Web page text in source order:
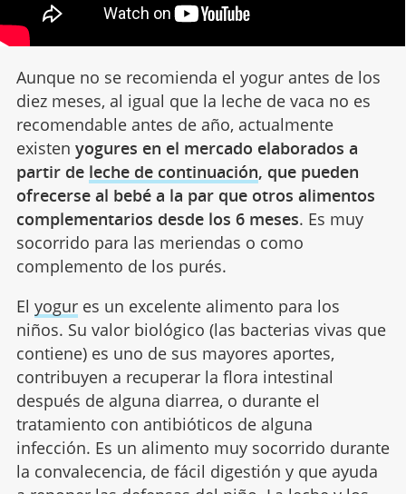
Aunque no se recomienda el yogur antes de los
diez meses, al igual que la leche de vaca no es
recomendable antes de año, actualmente
existen yogures en el mercado elaborados a
partir de leche de continuación, que pueden
ofrecerse al bebé a la par que otros alimentos
complementarios desde los 6 meses. Es muy
socorrido para las meriendas o como
complemento de los purés.
El yogures un excelente alimento para los
niños. Su valor biológico (las bacterias vivas que
contiene) es uno de sus mayores aportes,
contribuyen a recuperar la flora intestinal
después de alguna diarrea, o durante el
tratamiento con antibióticos de alguna
infección. Es un alimento muy socorrido durante
la convalecencia, de fácil digestión y que ayuda